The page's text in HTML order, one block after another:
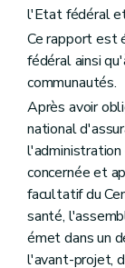
l'Etat fédéral
Ce rapport est
fédéral ainsi
communautés.
Après avoir
national
concernée et
facultatif du
santé,
émet dans un
l'avant-projet,